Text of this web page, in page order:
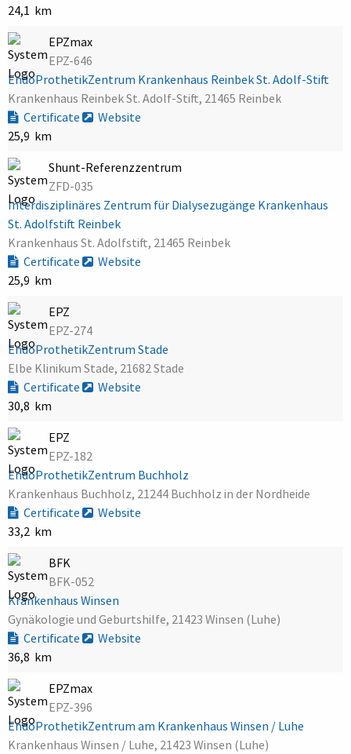
24,1 km
EPZmax
EPZ-646
EndoProthetikZentrum Krankenhaus Reinbek St. Adolf-Stift
Krankenhaus Reinbek St. Adolf-Stift, 21465 Reinbek
Certificate
Website
25,9 km
Shunt-Referenzzentrum
ZFD-035
Interdisziplinäres Zentrum für Dialysezugänge Krankenhaus
St. Adolfstift Reinbek
Krankenhaus St. Adolfstift, 21465 Reinbek
Certificate
Website
25,9 km
EPZ
EPZ-274
EndoProthetikZentrum Stade
Elbe Klinikum Stade, 21682 Stade
Certificate
Website
30,8 km
EPZ
EPZ-182
EndoProthetikZentrum Buchholz
Krankenhaus Buchholz, 21244 Buchholz in der Nordheide
Certificate
Website
33,2 km
BFK
BFK-052
Krankenhaus Winsen
Gynäkologie und Geburtshilfe, 21423 Winsen (Luhe)
Certificate
Website
36,8 km
EPZmax
EPZ-396
EndoProthetikZentrum am Krankenhaus Winsen / Luhe
Krankenhaus Winsen / Luhe, 21423 Winsen (Luhe)